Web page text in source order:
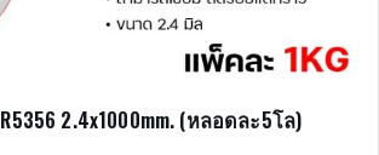
2.4x1000mm. (หลอดละ5โล)